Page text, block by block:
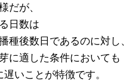
だが、
日数は
種後数日であるのに対し、
に適した条件においても
いことが特徴です。